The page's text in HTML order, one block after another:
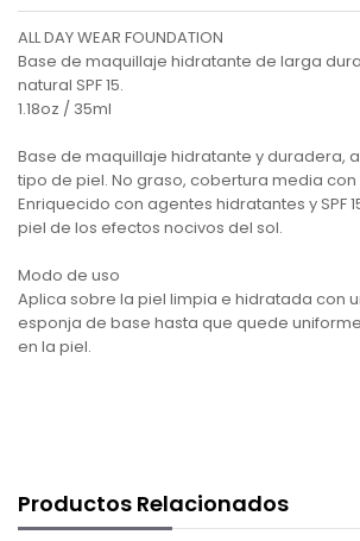
ALL DAY WEAR FOUNDATION
Base de maquillaje hidratante de larga
natural SPF 15.
1.18oz / 35ml
Base de maquillaje hidratante y duradera,
tipo de piel. No graso, cobertura media
Enriquecido con agentes hidratantes y SPF
piel de los efectos nocivos del sol.
Modo de uso
Aplica sobre la piel limpia e hidratada con
esponja de base hasta que quede
en la piel.
Productos Relacionados